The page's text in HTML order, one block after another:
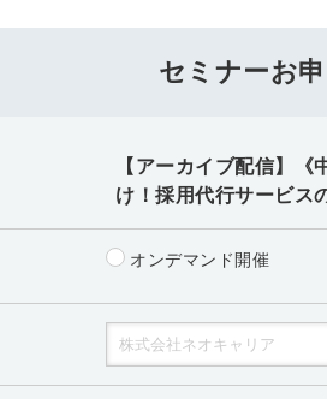
セミナーお
【アーカイブ配信】
け！採用代行サービス
オンデマンド開催